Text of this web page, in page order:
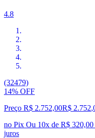
4.8
(32479)
14% OFF
Preço R$ 2.752,00R$ 2.752,
no Pix Ou 10x de R$ 320,00
juros